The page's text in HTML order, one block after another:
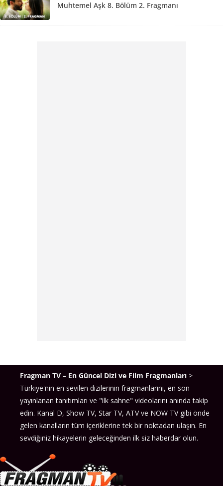
Muhtemel Aşk 8. Bölüm 2. Fragmanı
Fragman TV – En Güncel Dizi ve Film Fragmanları >
Türkiye'nin en sevilen dizilerinin fragmanlarını, en son
yayınlanan tanıtımları ve "ilk sahne" videolarını anında takip
edin. Kanal D, Show TV, Star TV, ATV ve NOW TV gibi önde
gelen kanalların tüm içeriklerine tek bir noktadan ulaşın. En
sevdiğiniz hikayelerin geleceğinden ilk siz haberdar olun.